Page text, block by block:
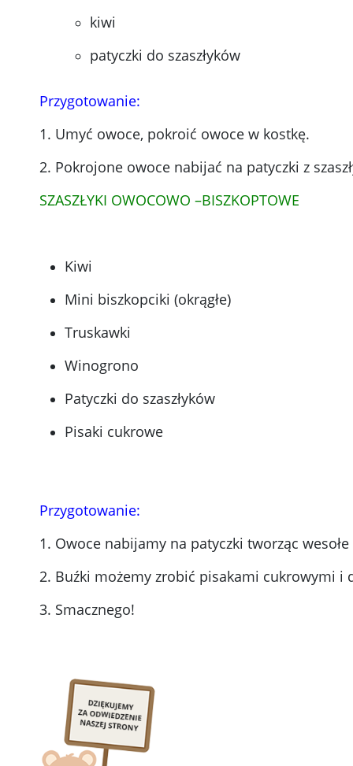
kiwi
patyczki do szaszłyków
Przygotowanie:
1. Umyć owoce, pokroić owoce w kostkę.
2. Pokrojone owoce nabijać na patyczki z
SZASZŁYKI OWOCOWO –BISZKOPTOWE
Kiwi
Mini biszkopciki (okrągłe)
Truskawki
Winogrono
Patyczki do szaszłyków
Pisaki cukrowe
Przygotowanie:
1. Owoce nabijamy na patyczki tworząc
2. Buźki możemy zrobić pisakami cukrowymi i
3. Smacznego!